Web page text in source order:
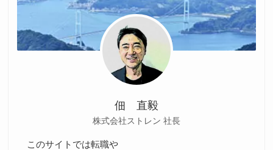
佃 直毅
株式会社ストレン 社長
このサイトでは転職や